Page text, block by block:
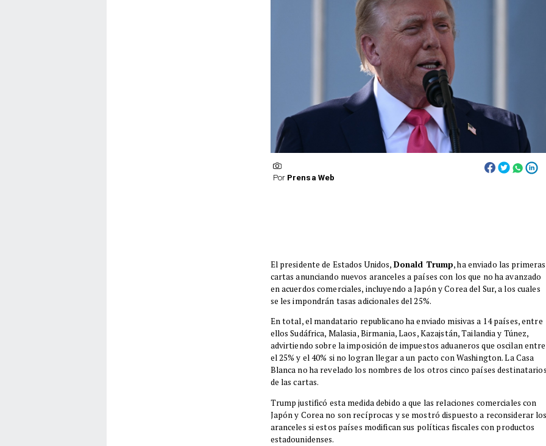
Por Prensa Web
El presidente de Estados Unidos, Donald Trump, ha enviado las primeras
cartas anunciando nuevos aranceles a países con los que no ha avanzado
en acuerdos comerciales, incluyendo a Japón y Corea del Sur, a los cuales
se les impondrán tasas adicionales del 25%.
En total, el mandatario republicano ha enviado misivas a 14 países, entre
ellos Sudáfrica, Malasia, Birmania, Laos, Kazajstán, Tailandia y Túnez,
advirtiendo sobre la imposición de impuestos aduaneros que oscilan entre
el 25% y el 40% si no logran llegar a un pacto con Washington. La Casa
Blanca no ha revelado los nombres de los otros cinco países destinatarios
de las cartas.
Trump justificó esta medida debido a que las relaciones comerciales con
Japón y Corea no son recíprocas y se mostró dispuesto a reconsiderar los
aranceles si estos países modifican sus políticas fiscales con productos
estadounidenses.